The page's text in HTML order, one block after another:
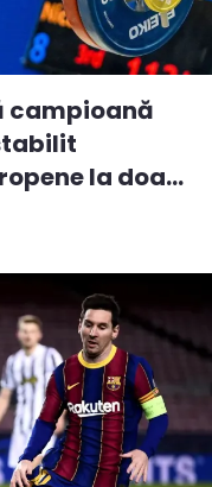
campioană
la doa...